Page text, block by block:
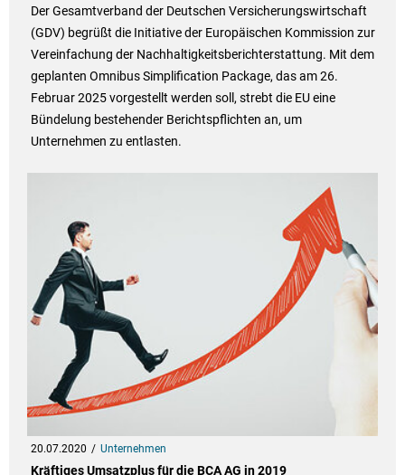
Der Gesamtverband der Deutschen Versicherungswirtschaft
(GDV) begrüßt die Initiative der Europäischen Kommission zur
Vereinfachung der Nachhaltigkeitsberichterstattung. Mit dem
geplanten Omnibus Simplification Package, das am 26.
Februar 2025 vorgestellt werden soll, strebt die EU eine
Bündelung bestehender Berichtspflichten an, um
Unternehmen zu entlasten.
20.07.2020 Unternehmen
Kräftiges Umsatzplus für die BCA AG in 2019